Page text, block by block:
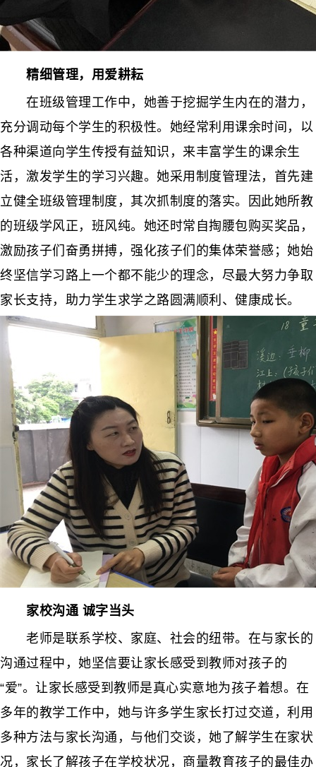
精细管理，用爱耕耘
在班级管理工作中，她善于挖掘学生内在的潜力，
充分调动每个学生的积极性。她经常利用课余时间，以
各种渠道向学生传授有益知识，来丰富学生的课余生
活，激发学生的学习兴趣。她采用制度管理法，首先建
立健全班级管理制度，其次抓制度的落实。因此她所教
的班级学风正，班风纯。她还时常自掏腰包购买奖品，
激励孩子们奋勇拼搏，强化孩子们的集体荣誉感；她始
终坚信学习路上一个都不能少的理念，尽最大努力争取
家长支持，助力学生求学之路圆满顺利、健康成长。
家校沟通 诚字当头
老师是联系学校、家庭、社会的纽带。在与家长的
沟通过程中，她坚信要让家长感受到教师对孩子的
“爱”。让家长感受到教师是真心实意地为孩子着想。在
多年的教学工作中，她与许多学生家长打过交道，利用
多种方法与家长沟通，与他们交谈，她了解学生在家状
况，家长了解孩子在学校状况，商量教育孩子的最佳办